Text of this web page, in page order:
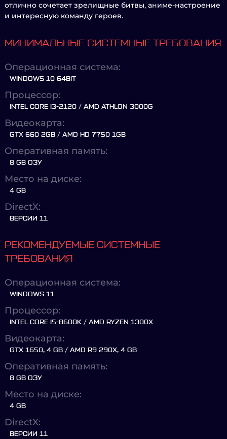
отлично сочетает зрелищные битвы, аниме-настроение
и интересную команду героев.
МИНИМАЛЬНЫЕ СИСТЕМНЫЕ ТРЕБОВАНИЯ
Операционная система:
WINDOWS 10 64BIT
Процессор:
INTEL CORE I3-2120 / AMD ATHLON 3000G
Видеокарта:
GTX 660 2GB / AMD HD 7750 1GB
Оперативная память:
8 GB ОЗУ
Место на диске:
4 GB
DirectX:
ВЕРСИИ 11
РЕКОМЕНДУЕМЫЕ СИСТЕМНЫЕ
ТРЕБОВАНИЯ
Операционная система:
WINDOWS 11
Процессор:
INTEL CORE I5-8600K / AMD RYZEN 1300X
Видеокарта:
GTX 1650, 4 GB / AMD R9 290X, 4 GB
Оперативная память:
8 GB ОЗУ
Место на диске:
4 GB
DirectX:
ВЕРСИИ 11